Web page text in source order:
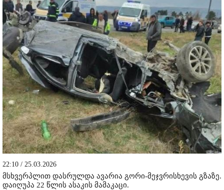
22:10 / 25.03.2026
მსხვერპლით დასრულდა ავარია გორი-მეჯვრისხევის გზაზე.
დაიღუპა 22 წლის ასაკის მამაკაცი.